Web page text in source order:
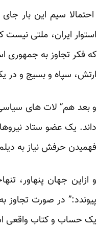
احتمالا سیم این بار
استوار ایران، ملتی
که فکر تجاوز به جمهوری
ارتش، سپاه و بسیج و در
و بعد هم” لات های
داند. یک عضو ستاد
فهمیدن حرفش نیاز به
و ازاین جهان پنهاور،
پیوندد:” در صورت تجاوز
یک حساب و کتاب واقعی